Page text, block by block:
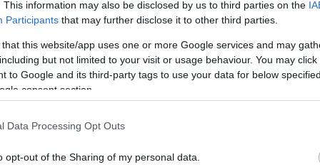
This information may also be disclosed by us to third parties on the
Participants that may further disclose it to other third parties.
that this website/app uses one or more Google services and may
but not limited to your visit or usage behaviour. You may
to Google and its third-party tags to use your data for below
consent section.
Data Processing Opt Outs
opt-out of the Sharing of my personal data.